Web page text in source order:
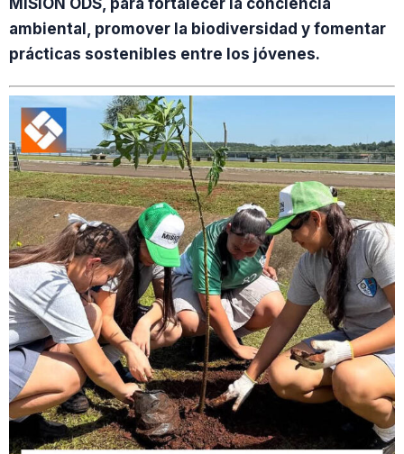
MISION ODS, para fortalecer la conciencia
ambiental, promover la biodiversidad y fomentar
prácticas sostenibles entre los jóvenes.